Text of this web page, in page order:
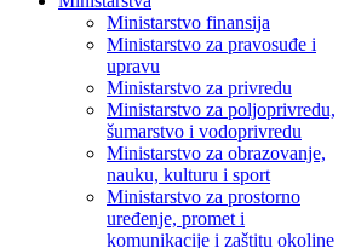
Ministarstvo finansija
Ministarstvo za pravosuđe i
upravu
Ministarstvo za privredu
Ministarstvo za poljoprivredu,
šumarstvo i vodoprivredu
Ministarstvo za obrazovanje,
nauku, kulturu i sport
Ministarstvo za prostorno
uređenje, promet i
komunikacije i zaštitu okoline